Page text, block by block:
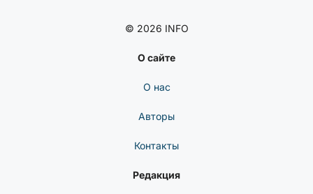
© 2026 INFO
О сайте
О нас
Авторы
Контакты
Редакция